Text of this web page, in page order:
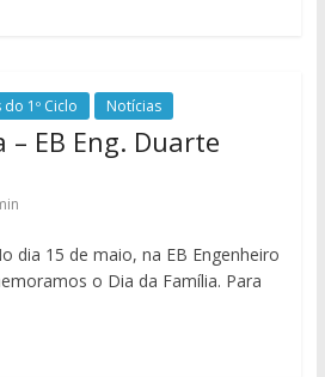
do 1º Ciclo Notícias
– EB Eng. Duarte
dia 15 de maio, na EB Engenheiro
o Dia da Família. Para